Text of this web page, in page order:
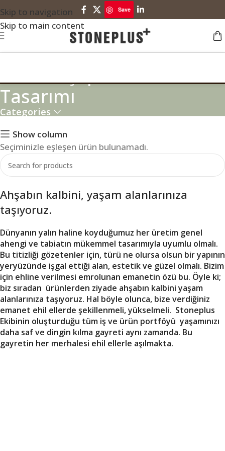
Skip to navigation
Skip to main content
Save
Tasarımı
Categories
Show column
Seçiminizle eşleşen ürün bulunamadı.
Ahşabın kalbini, yaşam alanlarınıza
taşıyoruz.
Dünyanın yalın haline koyduğumuz her üretim genel
ahengi ve tabiatın mükemmel tasarımıyla uyumlu olmalı.
Bu titizliği gözetenler için, türü ne olursa olsun bir yapının
yeryüzünde işgal ettiği alan, estetik ve güzel olmalı. Bizim
için ehline verilmesi emrolunan emanetin özü bu. Öyle ki;
biz sıradan ürünlerden ziyade ahşabın kalbini yaşam
alanlarınıza taşıyoruz. Hal böyle olunca, bize verdiğiniz
emanet ehil ellerde şekillenmeli, yükselmeli. Stoneplus
Ekibinin oluşturduğu tüm iş ve ürün portföyü yaşamınızı
daha saf ve dingin kılma gayreti aynı zamanda. Bu
gayretin her merhalesi ehil ellerle aşılmakta.